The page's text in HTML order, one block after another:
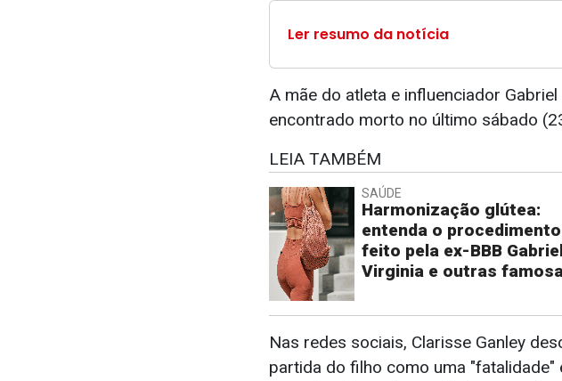
Ler resumo da notícia
A mãe do atleta e influenciador
encontrado morto no último sábado
LEIA TAMBÉM
SAÚDE
Harmonização glútea:
entenda o procedimento
feito pela ex-BBB
Virginia e outras
Nas redes sociais, Clarisse Ganley
partida do filho como uma "fatalidade"